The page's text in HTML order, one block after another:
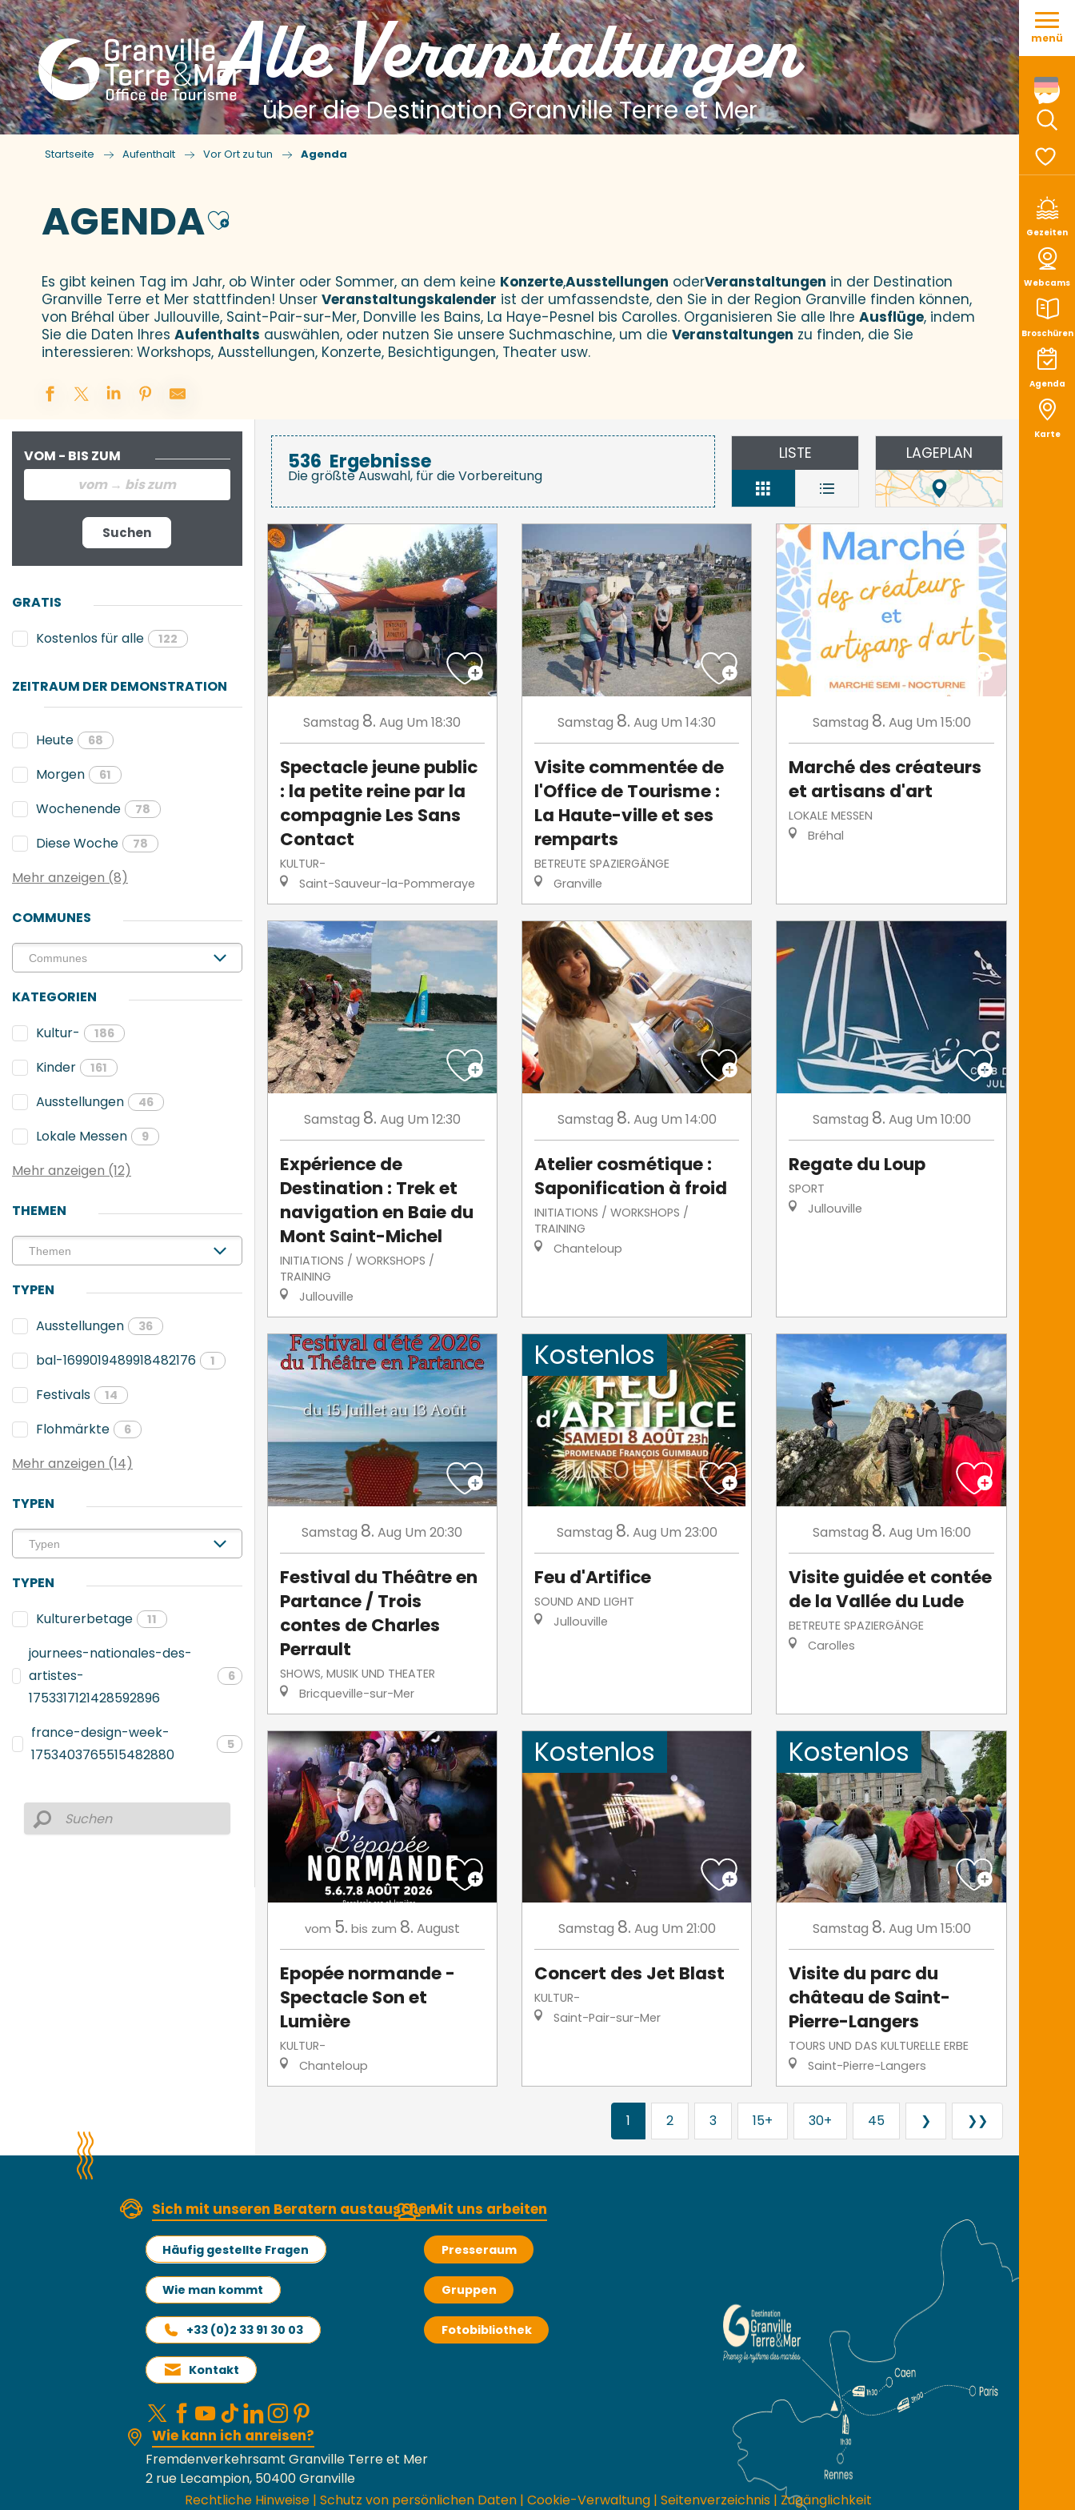
Aller
contenu
Gezeiten
Webcams
Broschüren
Agenda
Karte
menü
Alle Veranstaltungen
über die Destination Granville Terre et Mer
Startseite Aufenthalt Vor Ort zu tun Agenda
AGENDAAjouter aux favoris
Es gibt keinen Tag im Jahr, ob Winter oder Sommer, an dem keine Konzerte,Ausstellungen oderVeranstaltungen in der Destination
Granville Terre et Mer stattfinden! Unser Veranstaltungskalender ist der umfassendste, den Sie in der Region Granville finden können,
von Bréhal über Jullouville, Saint-Pair-sur-Mer, Donville les Bains, La Haye-Pesnel bis Carolles. Organisieren Sie alle Ihre Ausflüge, indem
Sie die Daten Ihres Aufenthalts auswählen, oder nutzen Sie unsere Suchmaschine, um die Veranstaltungen zu finden, die Sie
interessieren: Workshops, Ausstellungen, Konzerte, Besichtigungen, Theater usw.
VOM - BIS ZUM
Suchen
GRATIS
Kostenlos für alle
122
ZEITRAUM DER DEMONSTRATION
Heute 68
Morgen 61
Wochenende 78
Diese Woche 78
Mehr anzeigen (8)
COMMUNES
KATEGORIEN
Kultur-
186
Kinder 161
Ausstellungen 46
Lokale Messen 9
Mehr anzeigen (12)
THEMEN
TYPEN
Ausstellungen
36
bal-1699019489918482176 1
Festivals 14
Flohmärkte 6
Mehr anzeigen (14)
TYPEN
TYPEN
Kulturerbetage
11
journees-nationales-des-
artistes-
1753317121428592896
6
france-design-week-
1753403765515482880
5
536 Ergebnisse
Die größte Auswahl, für die Vorbereitung
LISTE LAGEPLAN
Samstag 8. Aug Um 18:30
Spectacle jeune public
: la petite reine par la
compagnie Les Sans
Contact
KULTUR-
Saint-Sauveur-la-Pommeraye
Samstag 8. Aug Um 14:30
Visite commentée de
l'Office de Tourisme :
La Haute-ville et ses
remparts
BETREUTE SPAZIERGÄNGE
Granville
Samstag 8. Aug Um 15:00
Marché des créateurs
et artisans d'art
LOKALE MESSEN
Bréhal
Samstag 8. Aug Um 12:30
Expérience de
Destination : Trek et
navigation en Baie du
Mont Saint-Michel
INITIATIONS / WORKSHOPS /
TRAINING
Jullouville
Samstag 8. Aug Um 14:00
Atelier cosmétique :
Saponification à froid
INITIATIONS / WORKSHOPS /
TRAINING
Chanteloup
Samstag 8. Aug Um 10:00
Regate du Loup
SPORT
Jullouville
Samstag 8. Aug Um 20:30
Festival du Théâtre en
Partance / Trois
contes de Charles
Perrault
SHOWS, MUSIK UND THEATER
Bricqueville-sur-Mer
Kostenlos
Samstag 8. Aug Um 23:00
Feu d'Artifice
SOUND AND LIGHT
Jullouville
Samstag 8. Aug Um 16:00
Visite guidée et contée
de la Vallée du Lude
BETREUTE SPAZIERGÄNGE
Carolles
vom 5. bis zum 8. August
Epopée normande -
Spectacle Son et
Lumière
KULTUR-
Chanteloup
Kostenlos
Samstag 8. Aug Um 21:00
Concert des Jet Blast
KULTUR-
Saint-Pair-sur-Mer
Kostenlos
Samstag 8. Aug Um 15:00
Visite du parc du
château de Saint-
Pierre-Langers
TOURS UND DAS KULTURELLE ERBE
Saint-Pierre-Langers
1 2 3 15+ 30+ 45 ❯ ❯❯
Sich mit unseren Beratern austauschen
Häufig gestellte Fragen
Wie man kommt
+33 (0)2 33 91 30 03
Kontakt
Mit uns arbeiten
Presseraum
Gruppen
Fotobibliothek
Wie kann ich anreisen?
Fremdenverkehrsamt Granville Terre et Mer
2 rue Lecampion, 50400 Granville
Rechtliche Hinweise | Schutz von persönlichen Daten | Cookie-Verwaltung | Seitenverzeichnis | Zugänglichkeit